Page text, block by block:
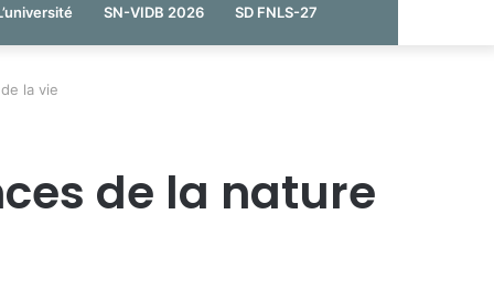
SN-VIDB 2026 SD FNLS-27
la vie
de la nature